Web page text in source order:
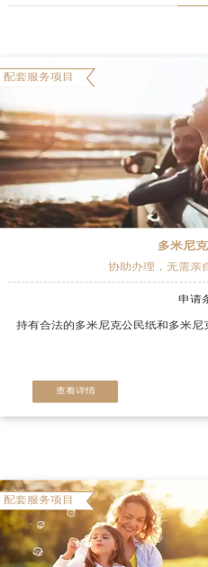
配套服务项目
多米尼
协助办理，无需亲
申请
持有合法的多米尼克公民纸和多米尼
查看详情
配套服务项目